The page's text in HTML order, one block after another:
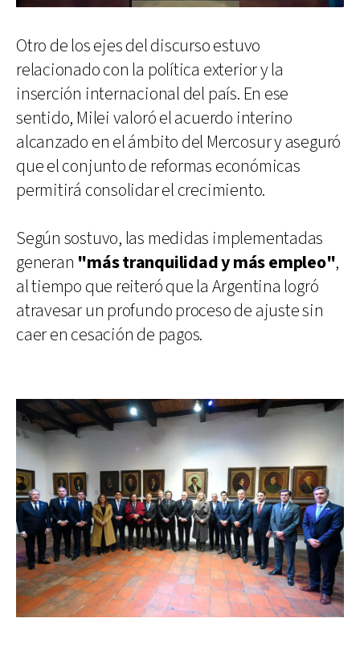
Otro de los ejes del discurso estuvo
relacionado con la política exterior y la
inserción internacional del país. En ese
sentido, Milei valoró el acuerdo interino
alcanzado en el ámbito del Mercosur y aseguró
que el conjunto de reformas económicas
permitirá consolidar el crecimiento.
Según sostuvo, las medidas implementadas
generan "más tranquilidad y más empleo",
al tiempo que reiteró que la Argentina logró
atravesar un profundo proceso de ajuste sin
caer en cesación de pagos.